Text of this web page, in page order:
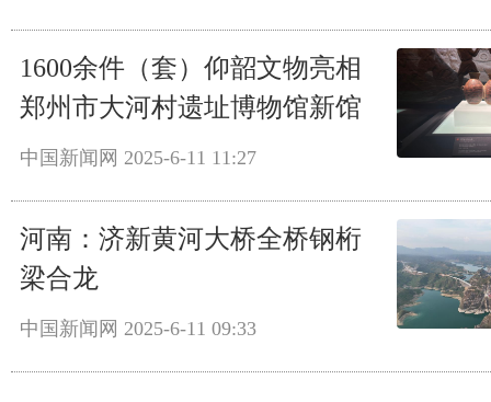
1600余件（套）仰韶文物亮相
郑州市大河村遗址博物馆新馆
中国新闻网 2025-6-11 11:27
河南：济新黄河大桥全桥钢桁
梁合龙
中国新闻网 2025-6-11 09:33